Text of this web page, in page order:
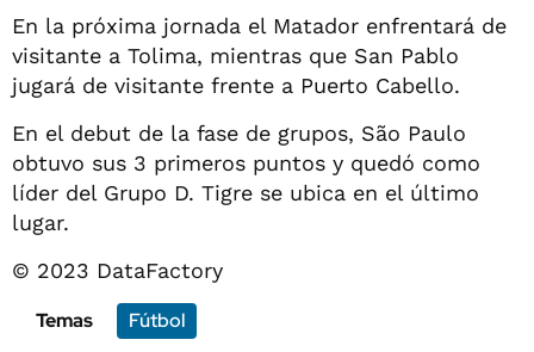
En la próxima jornada el Matador enfrentará de
visitante a Tolima, mientras que San Pablo
jugará de visitante frente a Puerto Cabello.
En el debut de la fase de grupos, São Paulo
obtuvo sus 3 primeros puntos y quedó como
líder del Grupo D. Tigre se ubica en el último
lugar.
© 2023 DataFactory
Temas
Fútbol